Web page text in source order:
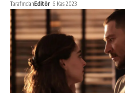
TarafındanEditör 6 Kas 2023